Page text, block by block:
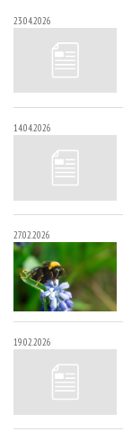
23.04.2026
14.04.2026
27.02.2026
19.02.2026